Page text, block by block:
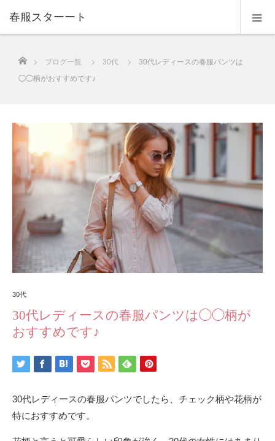
春服スターート
ブログ一覧 30代
30代レディースの春服パンツは
◯◯柄がおすすめです♪
30代
30代レディースの春服パンツは◯◯柄が
おすすめです♪
30代レディースの春服パンツでしたら、チェック柄や花柄が
特におすすめです。